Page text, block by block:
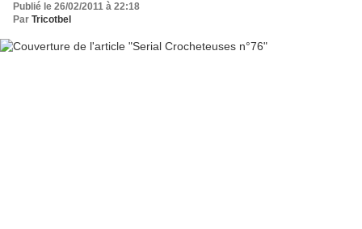
Publié le 26/02/2011 à 22:18
Par Tricotbel